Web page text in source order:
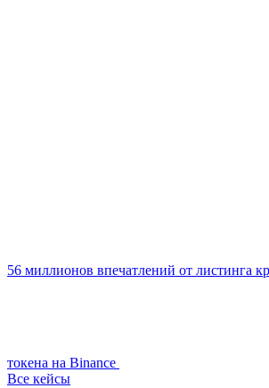
56 миллионов впечатлений от листинга
токена на Binance
Все кейсы